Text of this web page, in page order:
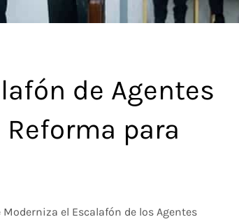
de Agentes
para
el Escalafón de los Agentes